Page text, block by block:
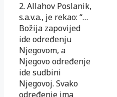
2. Allahov Poslanik,
s.a.v.a., je rekao: “…
Božija zapovijed
ide određenju
Njegovom, a
Njegovo određenje
ide sudbini
Njegovoj. Svako
određenje ima